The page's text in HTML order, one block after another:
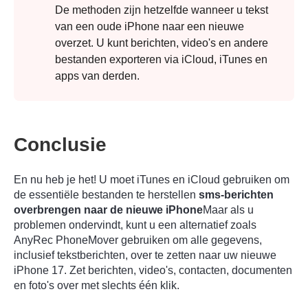
De methoden zijn hetzelfde wanneer u tekst
van een oude iPhone naar een nieuwe
overzet. U kunt berichten, video's en andere
bestanden exporteren via iCloud, iTunes en
apps van derden.
Conclusie
En nu heb je het! U moet iTunes en iCloud gebruiken om
de essentiële bestanden te herstellen sms-berichten
overbrengen naar de nieuwe iPhoneMaar als u
problemen ondervindt, kunt u een alternatief zoals
AnyRec PhoneMover gebruiken om alle gegevens,
inclusief tekstberichten, over te zetten naar uw nieuwe
iPhone 17. Zet berichten, video's, contacten, documenten
en foto's over met slechts één klik.